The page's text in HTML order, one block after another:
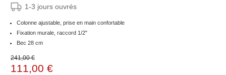
1-3 jours ouvrés
Colonne ajustable, prise en main confortable
Fixation murale, raccord 1/2"
Bec 28 cm
241,00 €
111,00 €